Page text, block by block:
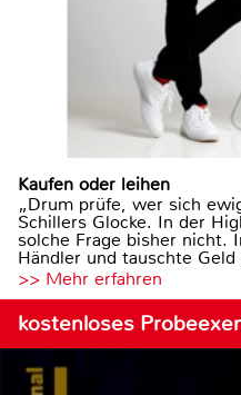
Kaufen oder leihen
„Drum prüfe, wer sich
Schillers Glocke. In der
solche Frage bisher nicht.
Händler und tauschte Geld
>> Mehr erfahren
kostenloses